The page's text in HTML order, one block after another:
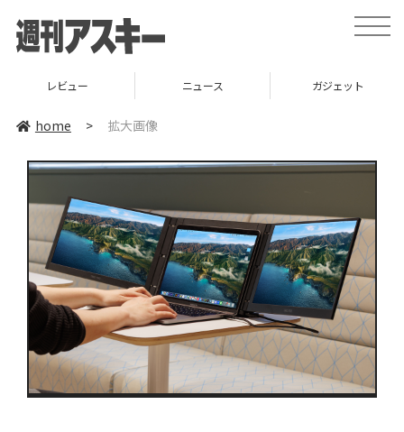
toggle
レビュー ニュース ガジェット
home > 拡大画像